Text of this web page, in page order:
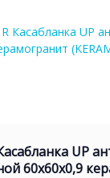
UP
60x60x0,9